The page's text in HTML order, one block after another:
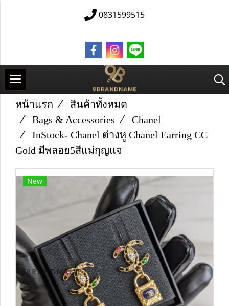
0831599515
หน้าแรก
สินค้าทั้งหมด
Bags & Accessories
Chanel
In​Stock​-​ Chanel ต่างหู​ Chanel ​Earring CC​
Gold​ มีพลอย5สีแม่กุญแจ​
New